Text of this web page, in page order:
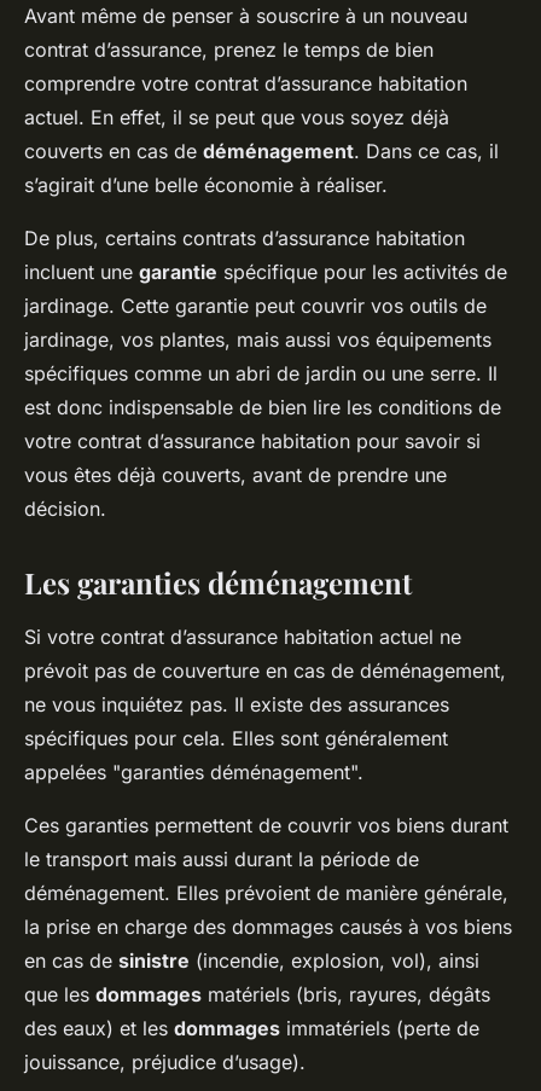
Avant même de penser à souscrire à un nouveau
contrat d’assurance, prenez le temps de bien
comprendre votre contrat d’assurance habitation
actuel. En effet, il se peut que vous soyez déjà
couverts en cas de déménagement. Dans ce cas, il
s’agirait d’une belle économie à réaliser.
De plus, certains contrats d’assurance habitation
incluent une garantie spécifique pour les activités de
jardinage. Cette garantie peut couvrir vos outils de
jardinage, vos plantes, mais aussi vos équipements
spécifiques comme un abri de jardin ou une serre. Il
est donc indispensable de bien lire les conditions de
votre contrat d’assurance habitation pour savoir si
vous êtes déjà couverts, avant de prendre une
décision.
Les garanties déménagement
Si votre contrat d’assurance habitation actuel ne
prévoit pas de couverture en cas de déménagement,
ne vous inquiétez pas. Il existe des assurances
spécifiques pour cela. Elles sont généralement
appelées "garanties déménagement".
Ces garanties permettent de couvrir vos biens durant
le transport mais aussi durant la période de
déménagement. Elles prévoient de manière générale,
la prise en charge des dommages causés à vos biens
en cas de sinistre (incendie, explosion, vol), ainsi
que les dommages matériels (bris, rayures, dégâts
des eaux) et les dommages immatériels (perte de
jouissance, préjudice d’usage).